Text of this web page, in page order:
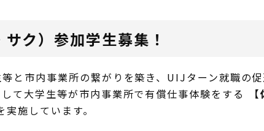
ク）参加学生募集！
と市内事業所の繋がりを築き、UIJターン就職の
て大学生等が市内事業所で有償仕事体験をする
実施しています。